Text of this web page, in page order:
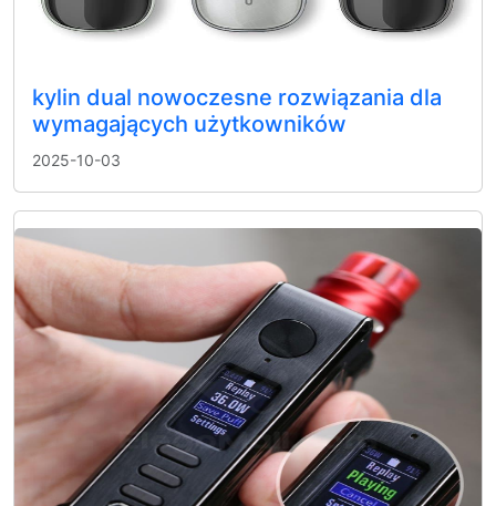
kylin dual nowoczesne rozwiązania dla
wymagających użytkowników
2025-10-03